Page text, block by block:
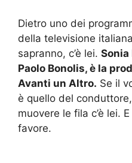
Dietro uno dei
della televisione
sapranno, c’è lei. Sonia
Paolo Bonolis, è la
Avanti un Altro. Se il
è quello del
muovere le fila c’è lei.
favore.